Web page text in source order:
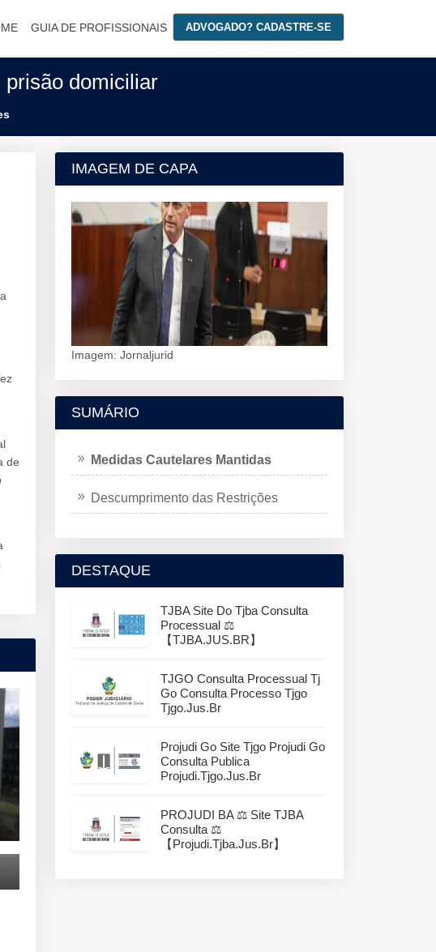
GUIA DE PROFISSIONAIS ADVOGADO? CADASTRE-SE
domiciliar
de
IMAGEM DE CAPA
Imagem: Jornaljurid
SUMÁRIO
Medidas Cautelares Mantidas
Descumprimento das Restrições
DESTAQUE
TJBA Site Do Tjba Consulta
Processual ⚖️
【TJBA.JUS.BR】
TJGO Consulta Processual Tj
Go Consulta Processo Tjgo
Tjgo.jus.br
Projudi Go Site Tjgo Projudi Go
Consulta Publica
Projudi.tjgo.jus.br
PROJUDI BA ⚖️ Site TJBA
Consulta ⚖️
【projudi.tjba.jus.br】